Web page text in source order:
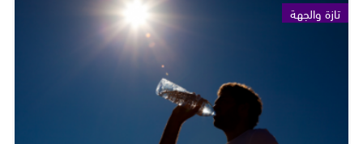
تازة والجهة